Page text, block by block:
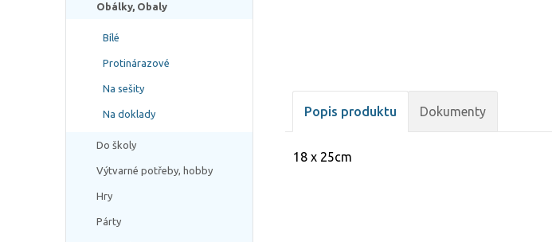
Obálky, Obaly
Bílé
Protinárazové
Na sešity
Na doklady
Do školy
Výtvarné potřeby, hobby
Hry
Párty
Popis produktu Dokumenty
18 x 25cm